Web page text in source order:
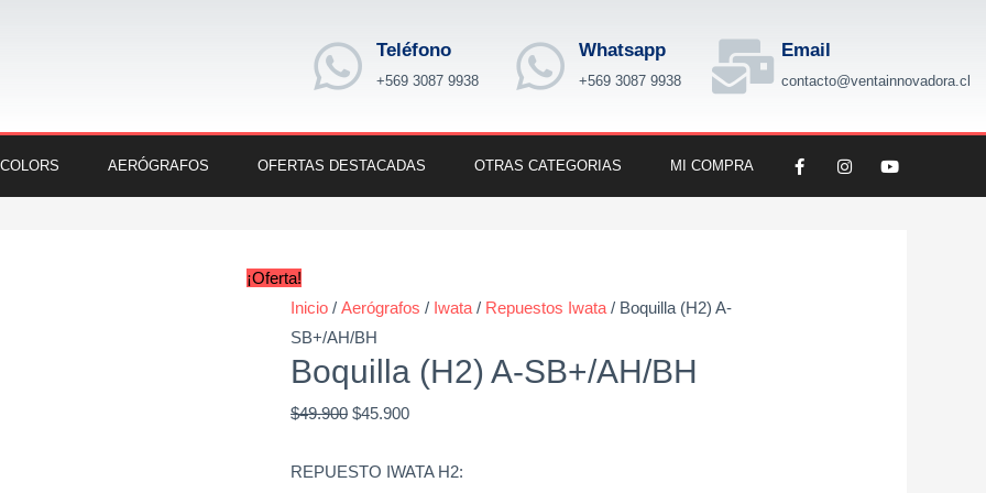
Teléfono
+569 3087 9938
Whatsapp
+569 3087 9938
Email
contacto@ventainnovadora.cl
AERÓGRAFOS OFERTAS DESTACADAS OTRAS CATEGORIAS MI COMPRA
F
a
I
n
Y
o
¡Oferta!
Inicio / Aerógrafos / Iwata / Repuestos Iwata / Boquilla (H2) A-
SB+/AH/BH
Boquilla (H2) A-SB+/AH/BH
$49.900
was:
$49.900.
$45.900
is:
REPUESTO IWATA H2:
(H2)
A-
SB+/AH/BH
cantidad